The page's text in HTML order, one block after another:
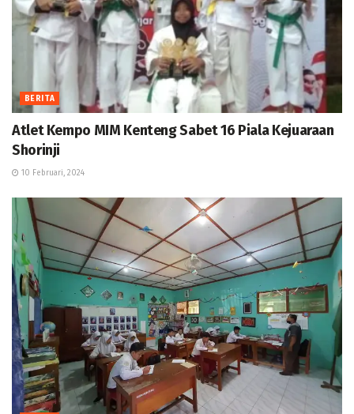
BERITA
Atlet Kempo MIM Kenteng Sabet 16 Piala Kejuaraan
Shorinji
10 Februari, 2024